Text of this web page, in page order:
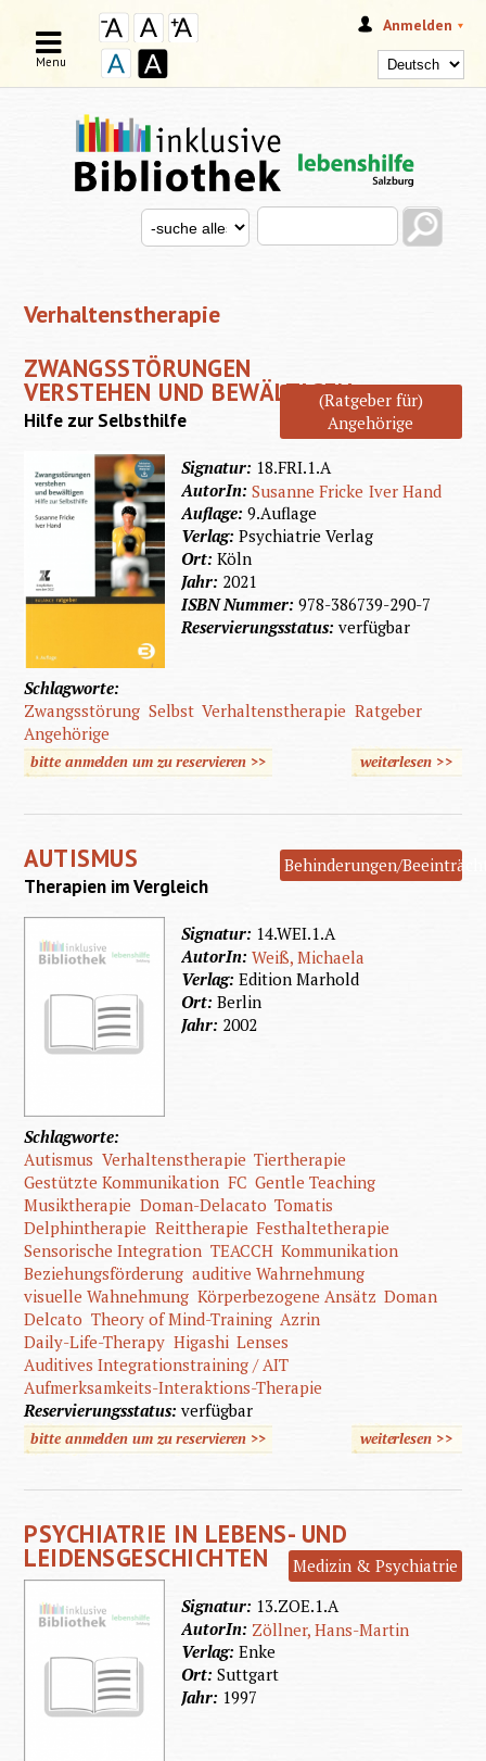
Anmelden
SUCHFORMULAR
Search this site
Search for
Menu
Verhaltenstherapie
ZWANGSSTÖRUNGEN
VERSTEHEN UND BEWÄLTIGEN(Ratgeber für)
Angehörige
Hilfe zur Selbsthilfe
Signatur: 18.FRI.1.A
AutorIn:Susanne Fricke Iver Hand
Auflage:9.Auflage
Verlag:Psychiatrie Verlag
Ort:Köln
Jahr: 2021
ISBN Nummer:978-386739-290-7
Reservierungsstatus:verfügbar
Schlagworte:
Zwangsstörung Selbst Verhaltenstherapie Ratgeber
Angehörige
bitte anmelden um zu reservieren >> weiterlesen>>
AUTISMUS Behinderungen/
Therapien im Vergleich
Signatur: 14.WEI.1.A
AutorIn:Weiß, Michaela
Verlag:Edition Marhold
Ort:Berlin
Jahr: 2002
Schlagworte:
Autismus Verhaltenstherapie Tiertherapie
Gestützte Kommunikation FC Gentle Teaching
Musiktherapie Doman-Delacato Tomatis
Delphintherapie Reittherapie Festhaltetherapie
Sensorische Integration TEACCH Kommunikation
Beziehungsförderung auditive Wahrnehmung
visuelle Wahnehmung Körperbezogene Ansätz Doman
Delcato Theory of Mind-Training Azrin
Daily-Life-Therapy Higashi Lenses
Auditives Integrationstraining / AIT
Aufmerksamkeits-Interaktions-Therapie
Reservierungsstatus:verfügbar
bitte anmelden um zu reservieren >> weiterlesen
über
>>
PSYCHIATRIE IN LEBENS- UND
LEIDENSGESCHICHTEN
Medizin & Psychiatrie
Signatur: 13.ZOE.1.A
AutorIn: Zöllner, Hans-Martin
Verlag:Enke
Ort:Suttgart
Jahr: 1997